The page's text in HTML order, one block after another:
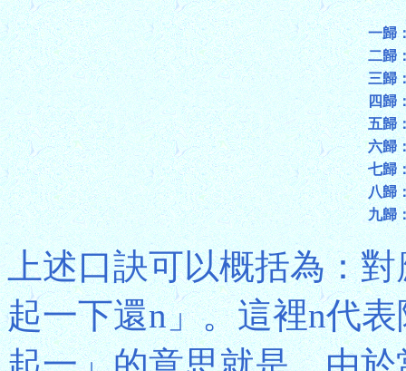
一歸
二歸
三歸
四歸
五歸
六歸
七歸
八歸
九歸
上述口訣可以概括為：
起一下還n」。這裡n代